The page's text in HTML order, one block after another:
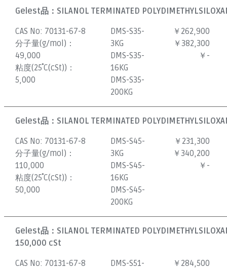
Gelest品： SILANOL TERMINATED
CAS No: 70131-67-8
分子量(g/mol)：
49,000
粘度(25˚C(cSt))：
5,000
DMS-S35-
3KG
DMS-S35-
16KG
DMS-S35-
200KG
￥262,900
￥382,300
￥-
Gelest品： SILANOL TERMINATED
CAS No: 70131-67-8
分子量(g/mol)：
110,000
粘度(25˚C(cSt))：
50,000
DMS-S45-
3KG
DMS-S45-
16KG
DMS-S45-
200KG
￥231,300
￥340,200
￥-
Gelest品： SILANOL TERMINATED
150,000 cSt
CAS No: 70131-67-8 DMS-S51- ￥284,500